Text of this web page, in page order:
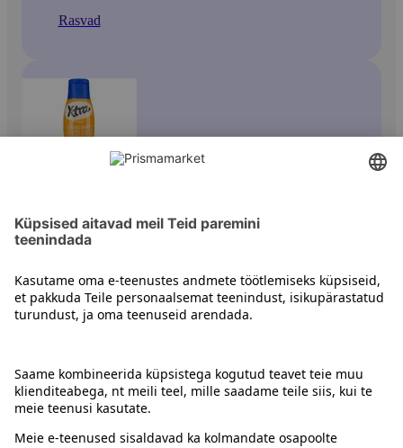
Rasvad
Vedel margariin
Juhised